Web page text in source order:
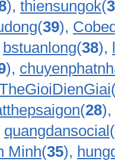
), thiensungok(
(39),
bstuanlong(38),
),
(28),
quangdansocial(
Minh(35),